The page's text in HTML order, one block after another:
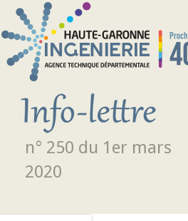
Aller au contenu principal
n° 250 du 1er mars
2020